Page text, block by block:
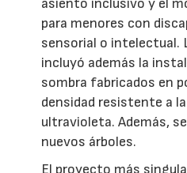
asiento inclusivo y el
para menores con
sensorial o intelectual.
incluyó además la
sombra fabricados en
densidad resistente a
ultravioleta. Además,
nuevos árboles.
El proyecto más